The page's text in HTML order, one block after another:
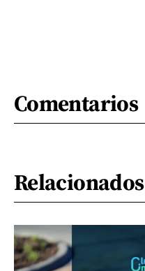
Comentarios
Relacionados